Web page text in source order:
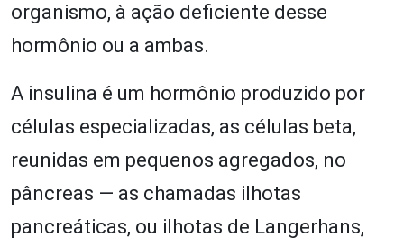
organismo, à ação deficiente desse
hormônio ou a ambas.
A insulina é um hormônio produzido por
células especializadas, as células beta,
reunidas em pequenos agregados, no
pâncreas — as chamadas ilhotas
pancreáticas, ou ilhotas de Langerhans,